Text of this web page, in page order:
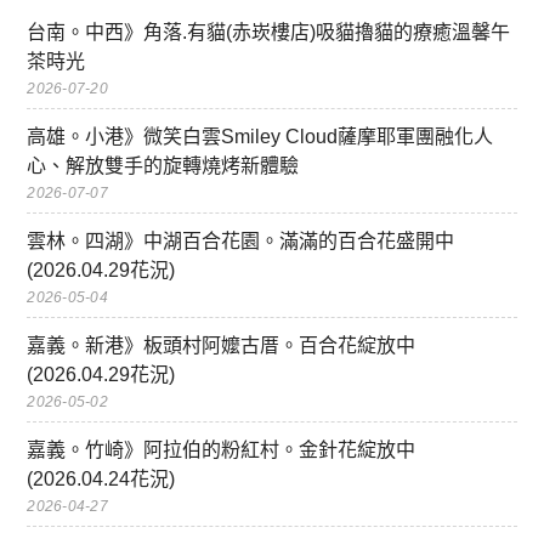
台南。中西》角落.有貓(赤崁樓店)吸貓擼貓的療癒溫馨午
茶時光
2026-07-20
高雄。小港》微笑白雲Smiley Cloud薩摩耶軍團融化人
心、解放雙手的旋轉燒烤新體驗
2026-07-07
雲林。四湖》中湖百合花園。滿滿的百合花盛開中
(2026.04.29花況)
2026-05-04
嘉義。新港》板頭村阿嬤古厝。百合花綻放中
(2026.04.29花況)
2026-05-02
嘉義。竹崎》阿拉伯的粉紅村。金針花綻放中
(2026.04.24花況)
2026-04-27